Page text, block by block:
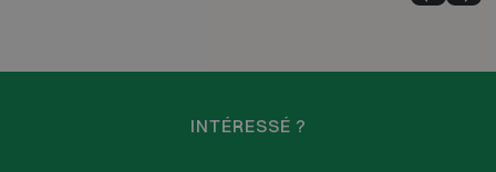
INTÉRESSÉ ?